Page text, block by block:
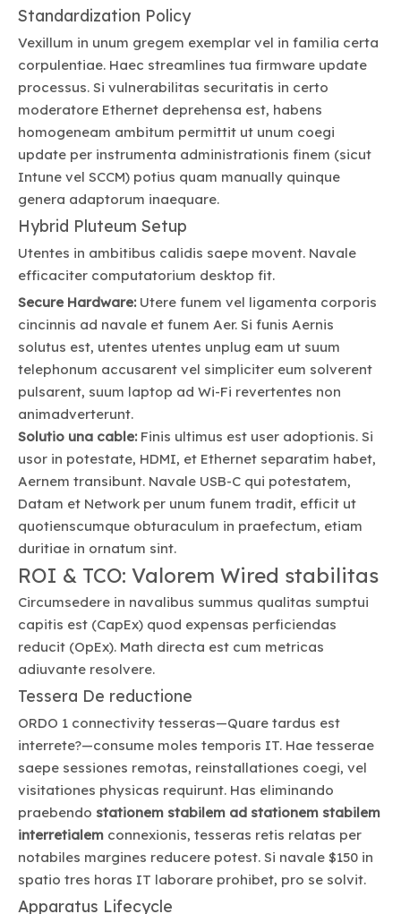
Standardization Policy
Vexillum in unum gregem exemplar vel in familia certa
corpulentiae. Haec streamlines tua firmware update
processus. Si vulnerabilitas securitatis in certo
moderatore Ethernet deprehensa est, habens
homogeneam ambitum permittit ut unum coegi
update per instrumenta administrationis finem (sicut
Intune vel SCCM) potius quam manually quinque
genera adaptorum inaequare.
Hybrid Pluteum Setup
Utentes in ambitibus calidis saepe movent. Navale
efficaciter computatorium desktop fit.
Secure Hardware: Utere funem vel ligamenta corporis
cincinnis ad navale et funem Aer. Si funis Aernis
solutus est, utentes utentes unplug eam ut suum
telephonum accusarent vel simpliciter eum solverent
pulsarent, suum laptop ad Wi-Fi revertentes non
animadverterunt.
Solutio una cable: Finis ultimus est user adoptionis. Si
usor in potestate, HDMI, et Ethernet separatim habet,
Aernem transibunt. Navale USB-C qui potestatem,
Datam et Network per unum funem tradit, efficit ut
quotienscumque obturaculum in praefectum, etiam
duritiae in ornatum sint.
ROI & TCO: Valorem Wired stabilitas
Circumsedere in navalibus summus qualitas sumptui
capitis est (CapEx) quod expensas perficiendas
reducit (OpEx). Math directa est cum metricas
adiuvante resolvere.
Tessera De reductione
ORDO 1 connectivity tesseras—Quare tardus est
interrete?—consume moles temporis IT. Hae tesserae
saepe sessiones remotas, reinstallationes coegi, vel
visitationes physicas requirunt. Has eliminando
praebendo stationem stabilem ad stationem stabilem
interretialem connexionis, tesseras retis relatas per
notabiles margines reducere potest. Si navale $150 in
spatio tres horas IT laborare prohibet, pro se solvit.
Apparatus Lifecycle